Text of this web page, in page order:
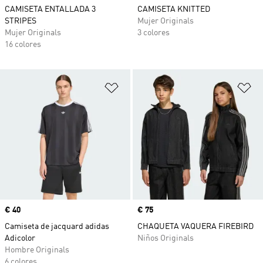
CAMISETA ENTALLADA 3
STRIPES
Mujer Originals
16 colores
CAMISETA KNITTED
Mujer Originals
3 colores
Añadir a la lista de deseos
Precio
€ 40
Camiseta de jacquard adidas
Adicolor
Hombre Originals
Precio
€ 75
CHAQUETA VAQUERA FIREBIRD
Niños Originals